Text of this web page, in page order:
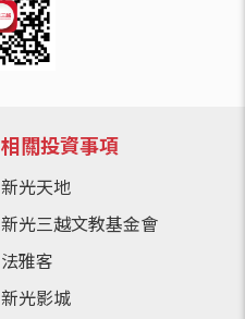
相關投資事項
新光天地
新光三越文教基金會
法雅客
新光影城